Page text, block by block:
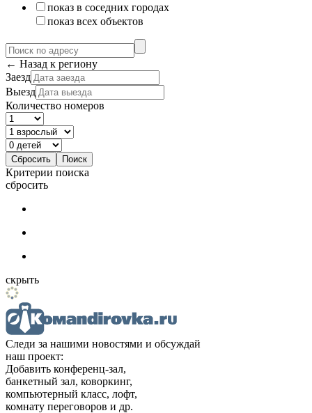
показ в соседних городах
показ всех объектов
← Назад к региону
Заезд
Выезд
Количество номеров
Критерии поиска
сбросить
скрыть
Следи за нашими новостями и обсуждай
наш проект:
Добавить конференц-зал,
банкетный зал, коворкинг,
компьютерный класс, лофт,
комнату переговоров и др.